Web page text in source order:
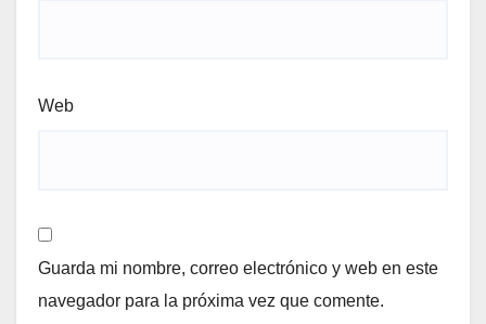
Web
Guarda mi nombre, correo electrónico y web en este
navegador para la próxima vez que comente.